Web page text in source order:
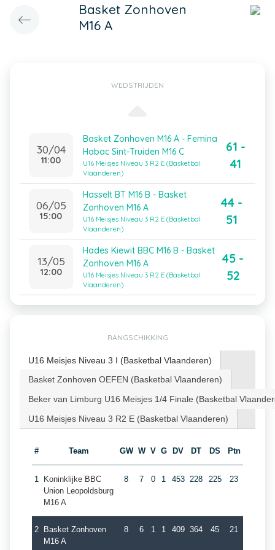
Basket Zonhoven
M16 A
WEDSTRIJDEN
30/04
11:00
Basket Zonhoven M16 A - Femina
Habac Sint-Truiden M16 C
U16 Meisjes Niveau 3 R2 E (Basketbal
Vlaanderen)
61 -
41
06/05
15:00
Hasselt BT M16 B - Basket
Zonhoven M16 A
U16 Meisjes Niveau 3 R2 E (Basketbal
Vlaanderen)
44 -
51
13/05
12:00
Hades Kiewit BBC M16 B - Basket
Zonhoven M16 A
U16 Meisjes Niveau 3 R2 E (Basketbal
Vlaanderen)
45 -
52
RANGSCHIKKING
U16 Meisjes Niveau 3 I (Basketbal Vlaanderen)
Basket Zonhoven OEFEN (Basketbal Vlaanderen)
Beker van Limburg U16 Meisjes 1/4 Finale (Basketbal
U16 Meisjes Niveau 3 R2 E (Basketbal Vlaanderen)
# Team GW W V G DV DT DS Ptn
1
Koninklijke BBC
Union Leopoldsburg
M16 A
8 7 0 1 453 228 225 23
2
Basket Zonhoven
M16 A
8 6 1 1 409 364 45 21